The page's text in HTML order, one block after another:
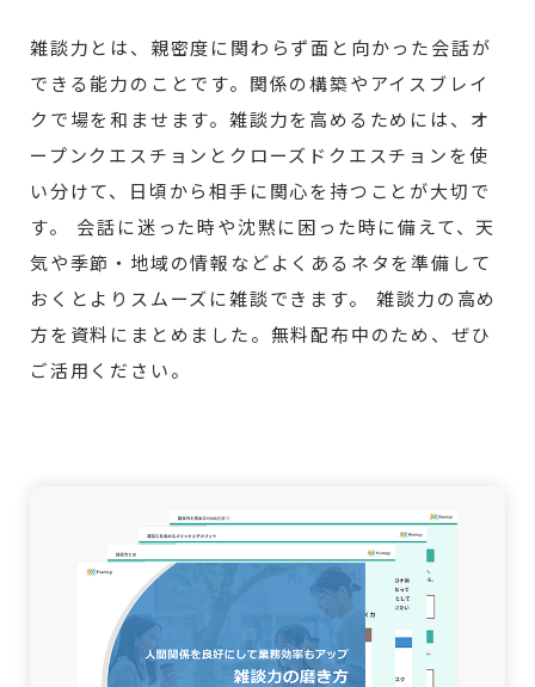
雑談力とは、親密度に関わらず面と向かった会話が
できる能力のことです。関係の構築やアイスブレイ
クで場を和ませます。雑談力を高めるためには、オ
ープンクエスチョンとクローズドクエスチョンを使
い分けて、日頃から相手に関心を持つことが大切で
す。 会話に迷った時や沈黙に困った時に備えて、天
気や季節・地域の情報などよくあるネタを準備して
おくとよりスムーズに雑談できます。 雑談力の高め
方を資料にまとめました。無料配布中のため、ぜひ
ご活用ください。